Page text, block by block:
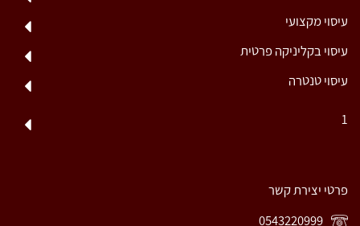
עיסוי מקצועי
עיסוי בקליניקה פרטית
עיסוי טנטרה
1
פרטי יצירת קשר